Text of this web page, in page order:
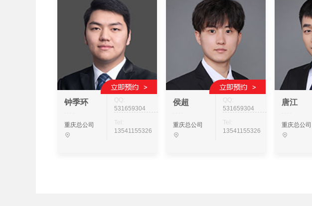
钟季环
重庆总公司
QQ:
531659304
Tel:
13541155326
侯超
重庆总公司
QQ:
531659304
Tel:
13541155326
唐江
重庆总公司